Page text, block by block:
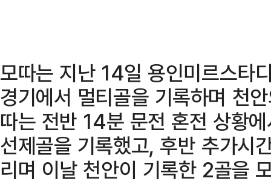
모따는 지난 14일 용인미르스타
경기에서 멀티골을 기록하며 천
따는 전반 14분 문전 혼전 상황
선제골을 기록했고, 후반 추가시
리며 이날 천안이 기록한 2골을